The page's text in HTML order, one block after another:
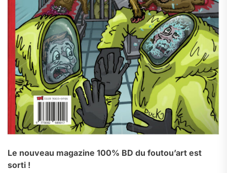
Le nouveau magazine 100% BD du foutou’art est
sorti !